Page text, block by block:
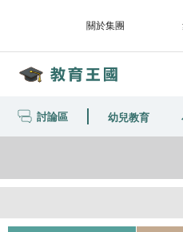
關於集團
討論區 幼兒教育